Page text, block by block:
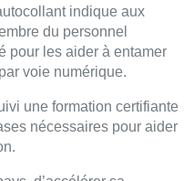
un accompagnement
ses nouveaux outils,
de supprimer la fracture
plus de 80 guichets
les citoyens et
au guichet de leur
dans leurs démarches
on-web, par exemple.